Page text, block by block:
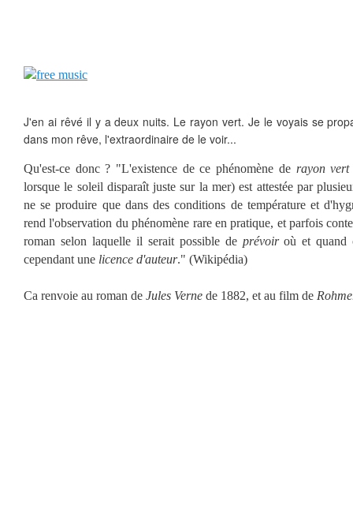
J'en ai rêvé il y a deux nuits. Le rayon vert. Je le voyais se
dans mon rêve, l'extraordinaire de le voir...
Qu'est-ce donc ? "L'existence de ce phénomène de rayon vert
lorsque le soleil disparaît juste sur la mer) est attestée par
ne se produire que dans des conditions de température et
rend l'observation du phénomène rare en pratique, et parfois
roman selon laquelle il serait possible de prévoiroù et quand
cependant une licence d'auteur." (Wikipédia)
Ca renvoie au roman de Jules Verne de 1882, et au film de